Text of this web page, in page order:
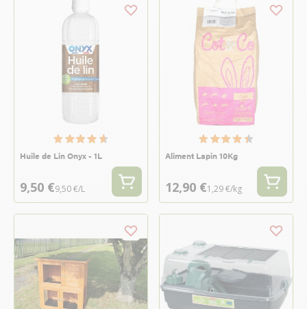
Huile de Lin Onyx - 1L
9,50 €9,50 €/L
Aliment Lapin 10Kg
12,90 €1,29 €/kg